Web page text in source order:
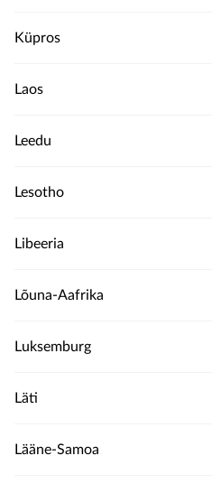
Küpros
Laos
Leedu
Lesotho
Libeeria
Lõuna-Aafrika
Luksemburg
Läti
Lääne-Samoa